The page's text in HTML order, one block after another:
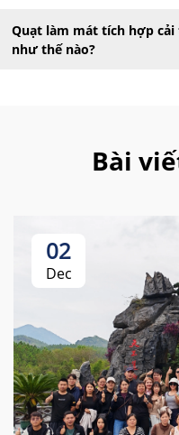
Quạt làm mát tích hợp cải
như thế nào?
Bài
02
Dec